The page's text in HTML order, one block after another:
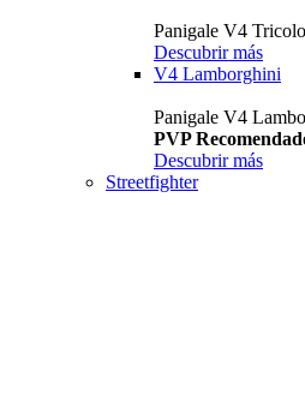
Panigale V4
Descubrir más
V4 Lamborghini
Panigale V4
PVP
Descubrir más
Streetfighter